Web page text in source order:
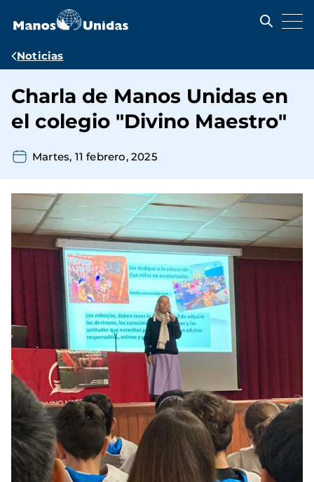
contenido
Ruta
navegación
Noticias
Charla de Manos Unidas en
el colegio "Divino Maestro"
Martes, 11 febrero, 2025